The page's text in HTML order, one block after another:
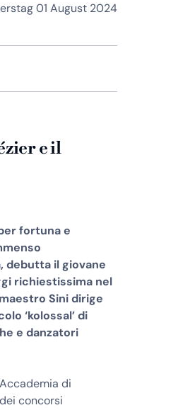
01 August 2024
e il
fortuna e
debutta il giovane
richiestissima nel
Sini dirige
‘kolossal’ di
e danzatori
di
concorsi